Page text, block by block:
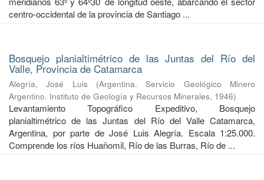
centro-occidental de la provincia de Santiago ...
Bosquejo planialtimétrico de las Juntas del Río del
Valle, Provincia de Catamarca
Alegría, José Luis (Argentina. Servicio Geológico Minero
Argentino. Instituto de Geología y Recursos Minerales, 1946)
Levantamiento Topográfico Expeditivo, Bosquejo
planialtimétrico de las Juntas del Río del Valle Catamarca,
Argentina, por parte de José Luis Alegría. Escala 1:25.000.
Comprende los ríos Huañomil, Río de las Burras, Río de ...